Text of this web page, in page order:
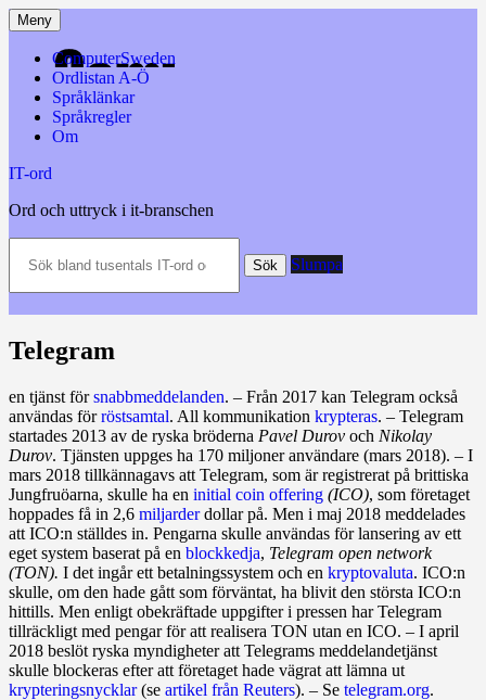
Hoppa
till
innehåll
Meny
ComputerSweden
Ordlistan A-Ö
Språklänkar
Språkregler
Om
IT-ord
Ord och uttryck i it-branschen
bland
och
datatermer
Sök Slumpa
Telegram
en tjänst försnabbmeddelanden. – Från 2017 kan Telegram också
användas förröstsamtal. All kommunikation krypteras. – Telegram
startades 2013 av de ryska bröderna Pavel Durov och Nikolay
Durov. Tjänsten uppges ha 170 miljoner användare (mars 2018). – I
mars 2018 tillkännagavs att Telegram, som är registrerat på brittiska
Jungfruöarna, skulle ha en initial coin offering (ICO), som företaget
hoppades få in 2,6 miljarderdollar på. Men i maj 2018 meddelades
att ICO:n ställdes in. Pengarna skulle användas för lansering av ett
eget system baserat på en blockkedja, Telegram open network
(TON). I det ingår ett betalningssystem och en kryptovaluta. ICO:n
skulle, om den hade gått som förväntat, ha blivit den största ICO:n
hittills. Men enligt obekräftade uppgifter i pressen har Telegram
tillräckligt med pengar för att realisera TON utan en ICO. – I april
2018 beslöt ryska myndigheter att Telegrams meddelandetjänst
skulle blockeras efter att företaget hade vägrat att lämna ut
krypteringsnycklar(se artikel från Reuters). – Se telegram.org.